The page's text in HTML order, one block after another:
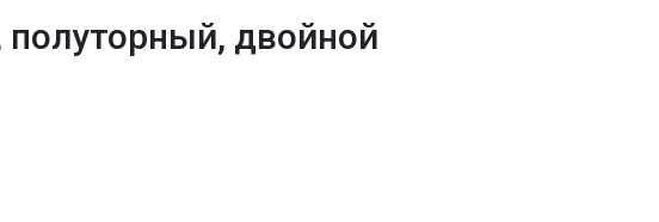
двойной